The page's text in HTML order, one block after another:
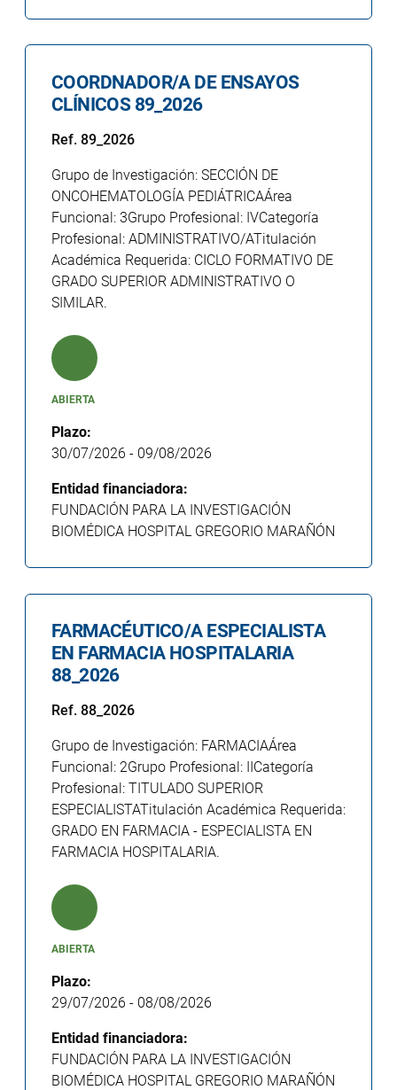
COORDNADOR/A DE ENSAYOS
CLÍNICOS 89_2026
Ref. 89_2026
Grupo de Investigación: SECCIÓN DE
ONCOHEMATOLOGÍA PEDIÁTRICAÁrea
Funcional: 3Grupo Profesional: IVCategoría
Profesional: ADMINISTRATIVO/ATitulación
Académica Requerida: CICLO FORMATIVO DE
GRADO SUPERIOR ADMINISTRATIVO O
SIMILAR.
ABIERTA
Plazo:
30/07/2026 - 09/08/2026
Entidad financiadora:
FUNDACIÓN PARA LA INVESTIGACIÓN
BIOMÉDICA HOSPITAL GREGORIO MARAÑÓN
FARMACÉUTICO/A ESPECIALISTA
EN FARMACIA HOSPITALARIA
88_2026
Ref. 88_2026
Grupo de Investigación: FARMACIAÁrea
Funcional: 2Grupo Profesional: IICategoría
Profesional: TITULADO SUPERIOR
ESPECIALISTATitulación Académica Requerida:
GRADO EN FARMACIA - ESPECIALISTA EN
FARMACIA HOSPITALARIA.
ABIERTA
Plazo:
29/07/2026 - 08/08/2026
Entidad financiadora:
FUNDACIÓN PARA LA INVESTIGACIÓN
BIOMÉDICA HOSPITAL GREGORIO MARAÑÓN